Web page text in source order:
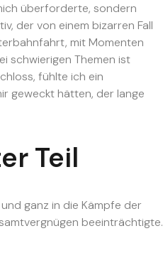
überforderte, sondern
der von einem bizarren Fall
mit Momenten
schwierigen Themen ist
fühlte ich ein
geweckt hätten, der lange
Teil
ganz in die Kämpfe der
beeinträchtigte.